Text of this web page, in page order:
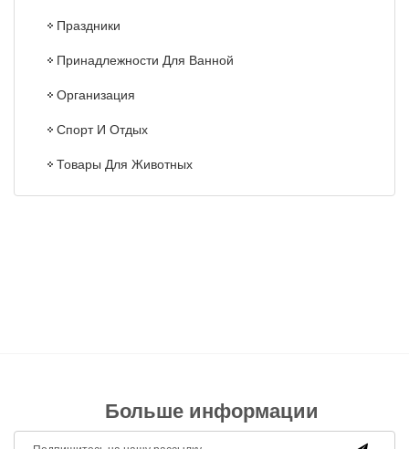
Праздники
Принадлежности Для Ванной
Организация
Спорт И Отдых
Товары Для Животных
Больше информации